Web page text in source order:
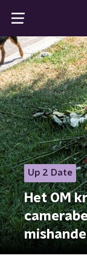
Up 2 Date
Het OM